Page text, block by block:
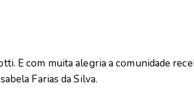
E com muita alegria a comunidade
Farias da Silva.